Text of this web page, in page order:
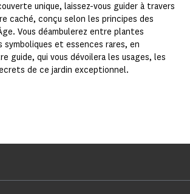
unique, laissez-vous guider à travers
caché, conçu selon les principes des
Vous déambulerez entre plantes
symboliques et essences rares, en
guide, qui vous dévoilera les usages, les
de ce jardin exceptionnel.